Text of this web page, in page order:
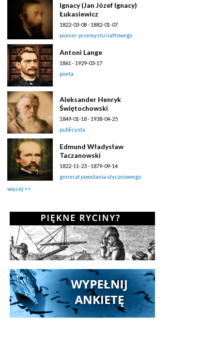
Ignacy (Jan Józef Ignacy)
Łukasiewicz
1822-03-08 - 1882-01-07
pionier przemysłu naftowego
Antoni Lange
1861 - 1929-03-17
poeta
Aleksander Henryk
Świętochowski
1849-01-18 - 1938-04-25
publicysta
Edmund Władysław
Taczanowski
1822-11-23 - 1879-09-14
generał powstania styczniowego
więcej